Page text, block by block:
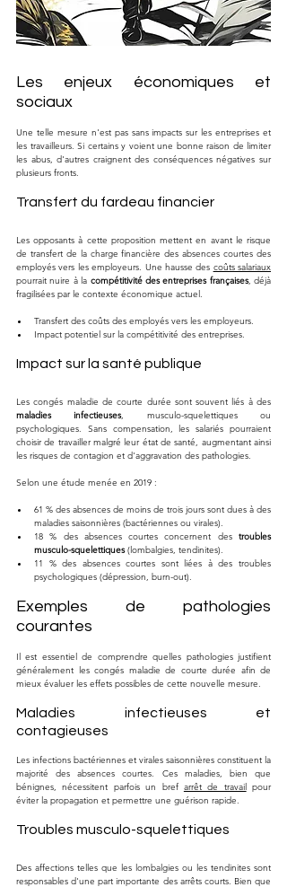
Les enjeux économiques et
sociaux
Une telle mesure n'est pas sans impacts sur les entreprises et
les travailleurs. Si certains y voient une bonne raison de limiter
les abus, d'autres craignent des conséquences négatives sur
plusieurs fronts.
Transfert du fardeau financier
Les opposants à cette proposition mettent en avant le risque
de transfert de la charge financière des absences courtes des
employés vers les employeurs. Une hausse des coûts salariaux
pourrait nuire à la compétitivité des entreprises françaises, déjà
fragilisées par le contexte économique actuel.
Transfert des coûts des employés vers les employeurs.
Impact potentiel sur la compétitivité des entreprises.
Impact sur la santé publique
maladies infectieuses, musculo-squelettiques ou
psychologiques. Sans compensation, les salariés pourraient
choisir de travailler malgré leur état de santé, augmentant ainsi
les risques de contagion et d'aggravation des pathologies.
Selon une étude menée en 2019 :
61 % des absences de moins de trois jours sont dues à des
maladies saisonnières (bactériennes ou virales).
18 % des absences courtes concernent des troubles
musculo-squelettiques (lombalgies, tendinites).
11 % des absences courtes sont liées à des troubles
psychologiques (dépression, burn-out).
Exemples de pathologies
courantes
Il est essentiel de comprendre quelles pathologies justifient
généralement les congés maladie de courte durée afin de
mieux évaluer les effets possibles de cette nouvelle mesure.
Maladies infectieuses et
contagieuses
Les infections bactériennes et virales saisonnières constituent la
majorité des absences courtes. Ces maladies, bien que
bénignes, nécessitent parfois un bref arrêt de travail pour
éviter la propagation et permettre une guérison rapide.
Troubles musculo-squelettiques
Des affections telles que les lombalgies ou les tendinites sont
responsables d'une part importante des arrêts courts. Bien que